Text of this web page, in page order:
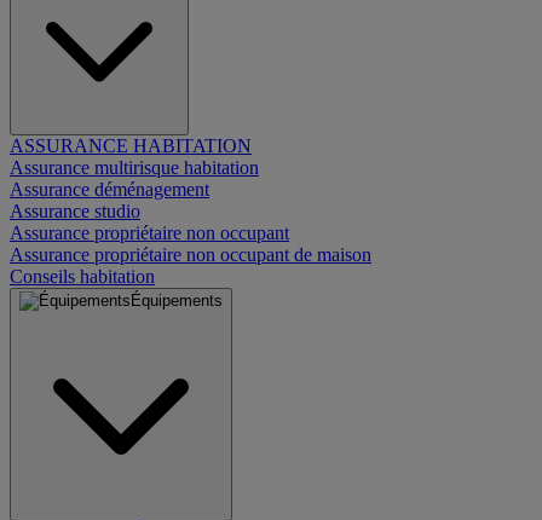
ASSURANCE HABITATION
Assurance multirisque habitation
Assurance déménagement
Assurance studio
Assurance propriétaire non occupant
Assurance propriétaire non occupant de maison
Conseils habitation
Équipements